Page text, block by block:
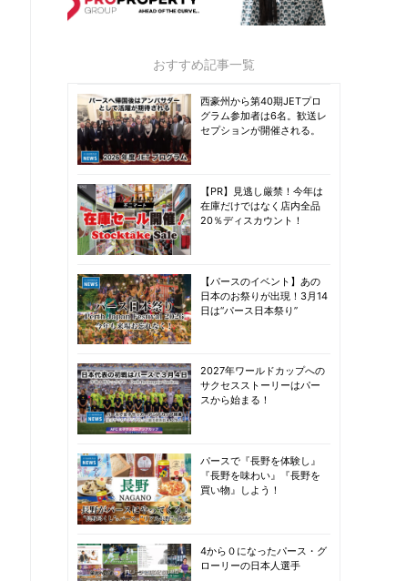
おすすめ記事一覧
西豪州から第40期JETプロ
グラム参加者は6名。歓送レ
セプションが開催される。
【PR】見逃し厳禁！今年は
在庫だけではなく店内全品
20％ディスカウント！
【パースのイベント】あの
日本のお祭りが出現！3月14
日は“パース日本祭り”
2027年ワールドカップへの
サクセスストーリーはパー
スから始まる！
パースで『長野を体験し』
『長野を味わい』『長野を
買い物』しよう！
4から０になったパース・グ
ローリーの日本人選手